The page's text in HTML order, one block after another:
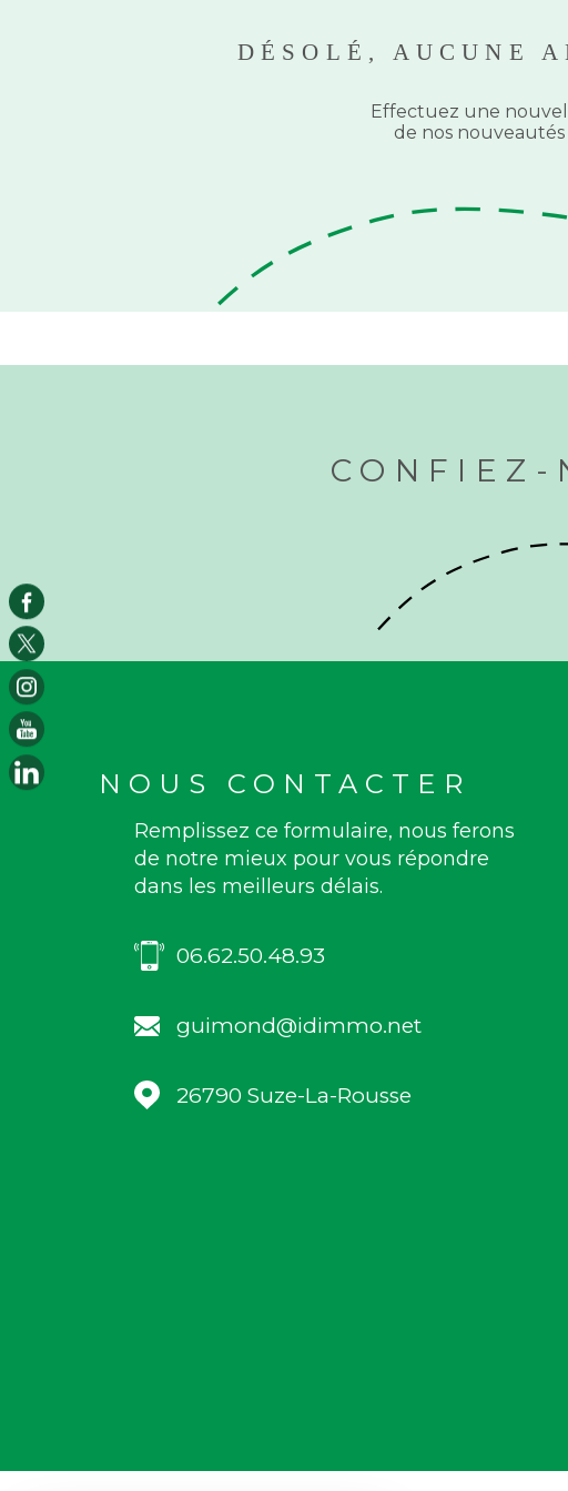
DÉSOLÉ, AUCUNE
Effectuez une
de nos
CONFIEZ-
NOUS CONTACTER
Remplissez ce formulaire, nous ferons
de notre mieux pour vous répondre
dans les meilleurs délais.
06.62.50.48.93
guimond@idimmo.net
26790 Suze-La-Rousse